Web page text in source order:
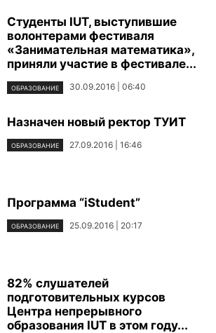
Студенты IUT, выступившие
волонтерами фестиваля
«Занимательная математика»,
приняли участие в фестивале...
ОБРАЗОВАНИЕ 30.09.2016 | 06:40
Назначен новый ректор ТУИТ
ОБРАЗОВАНИЕ 27.09.2016 | 16:46
Программa “iStudent”
ОБРАЗОВАНИЕ 25.09.2016 | 20:17
82% слушателей
подготовительных курсов
Центра непрерывного
образования IUT в этом году...